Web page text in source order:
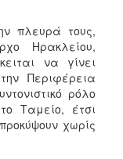
πλευρά τους,
Ηρακλείου,
να γίνει
Περιφέρεια
ρόλο
Ταμείο, έτσι
χωρίς